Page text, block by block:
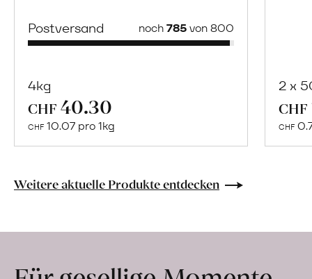
Postversand noch785von 800
4kg
CHF 40.30
CHF 10.07 pro 1kg
Naturbelassene
Lebensmittel
2 x
CHF
CHF
Weitere aktuelle Produkte entdecken